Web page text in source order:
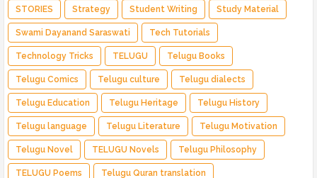
STORIES Strategy Student Writing Study Material
Swami Dayanand Saraswati Tech Tutorials
Technology Tricks TELUGU Telugu Books
Telugu Comics Telugu culture Telugu dialects
Telugu Education Telugu Heritage Telugu History
Telugu language Telugu Literature Telugu Motivation
Telugu Novel TELUGU Novels Telugu Philosophy
TELUGU Poems Telugu Quran translation